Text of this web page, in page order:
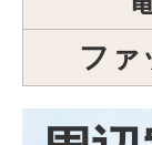
ファ